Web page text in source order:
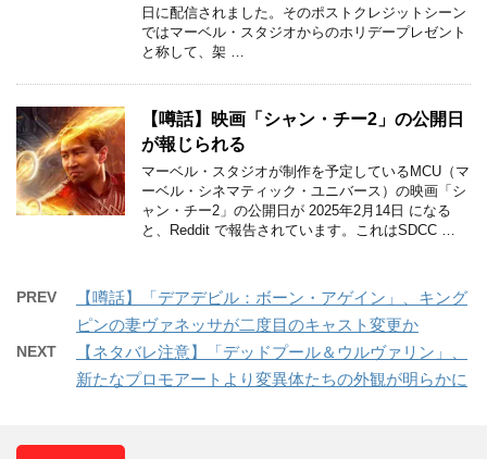
日に配信されました。そのポストクレジットシーン
ではマーベル・スタジオからのホリデープレゼント
と称して、架 …
【噂話】映画「シャン・チー2」の公開日
が報じられる
マーベル・スタジオが制作を予定しているMCU（マ
ーベル・シネマティック・ユニバース）の映画「シ
ャン・チー2」の公開日が 2025年2月14日 になる
と、Reddit で報告されています。これはSDCC …
PREV
【噂話】「デアデビル：ボーン・アゲイン」、キング
ピンの妻ヴァネッサが二度目のキャスト変更か
NEXT
【ネタバレ注意】「デッドプール＆ウルヴァリン」、
新たなプロモアートより変異体たちの外観が明らかに